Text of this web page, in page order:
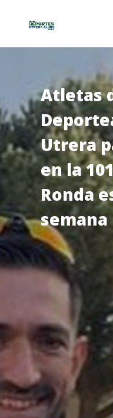
Atletas
Utrera
en la
Ronda
semana